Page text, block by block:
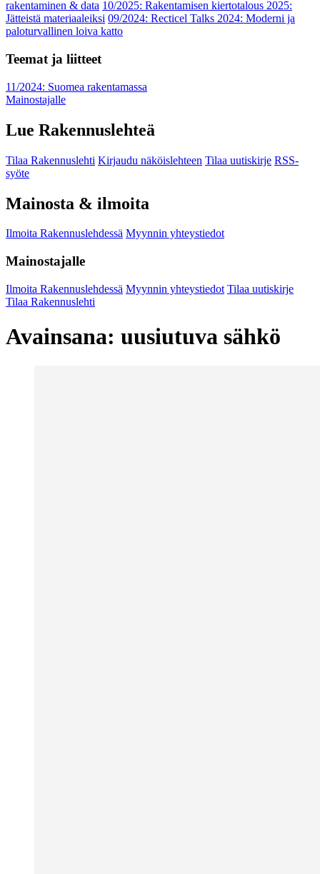
rakentaminen & data 10/2025: Rakentamisen kiertotalous 2025:
Jätteistä materiaaleiksi 09/2024: Recticel Talks 2024: Moderni ja
paloturvallinen loiva katto
Teemat ja liitteet
11/2024: Suomea rakentamassa
Mainostajalle
Lue Rakennuslehteä
Tilaa Rakennuslehti Kirjaudu näköislehteen Tilaa uutiskirje RSS-
syöte
Mainosta & ilmoita
Ilmoita Rakennuslehdessä Myynnin yhteystiedot
Mainostajalle
Ilmoita Rakennuslehdessä Myynnin yhteystiedot Tilaa uutiskirje
Tilaa Rakennuslehti
Avainsana: uusiutuva sähkö